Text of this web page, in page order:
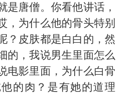
是唐僧。你看他讲话，
，为什么他的骨头特别
？皮肤都是白白的，然
的，我说男生里面怎么
电影里面，为什么白骨
的肉？是有她的道理